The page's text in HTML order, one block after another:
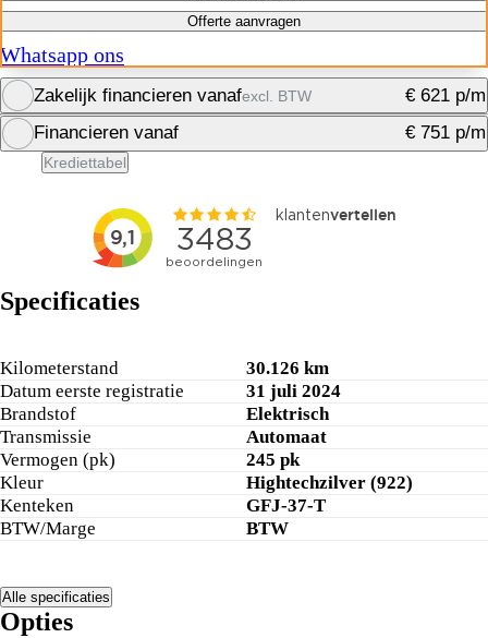
Offerte aanvragen
Whatsapp ons
Zakelijk financieren vanafexcl. BTW € 621 p/m
Financiering berekenen
Financieren vanaf € 751 p/m
Krediettabel
Financiering berekenen
Specificaties
Kilometerstand
30.126 km
Datum eerste registratie
31 juli 2024
Brandstof
Elektrisch
Transmissie
Automaat
Vermogen (pk)
245 pk
Kleur
Hightechzilver (922)
Kenteken
GFJ-37-T
BTW/Marge
BTW
Alle specificaties
Opties